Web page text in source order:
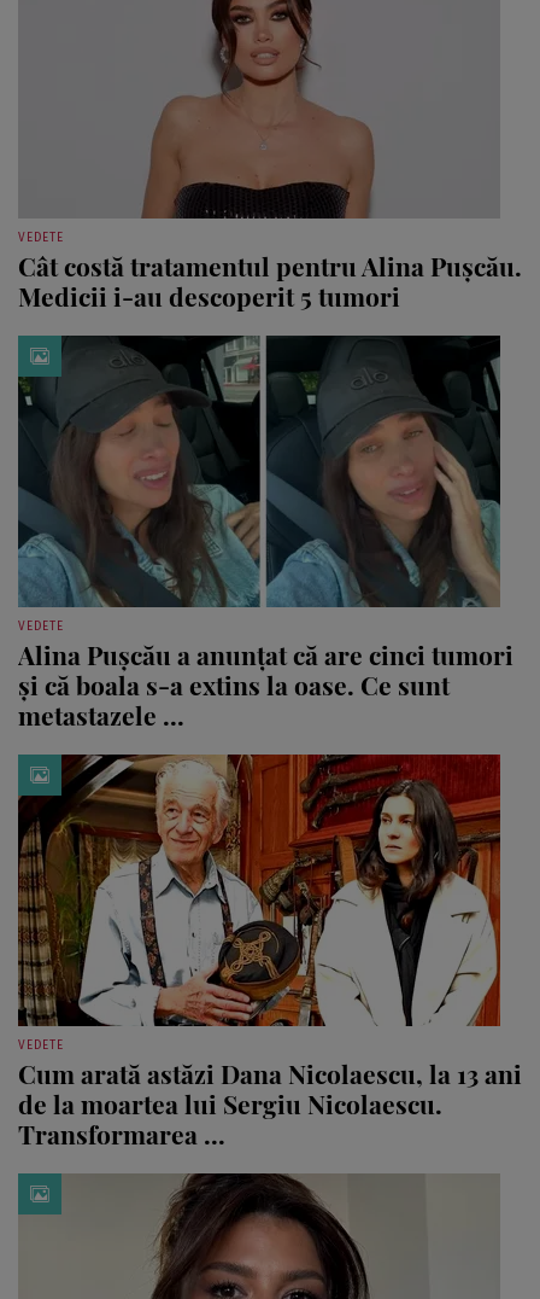
VEDETE
Cât costă tratamentul pentru Alina Pușcău.
Medicii i-au descoperit 5 tumori
VEDETE
Alina Pușcău a anunțat că are cinci tumori
și că boala s-a extins la oase. Ce sunt
metastazele ...
VEDETE
Cum arată astăzi Dana Nicolaescu, la 13 ani
de la moartea lui Sergiu Nicolaescu.
Transformarea ...